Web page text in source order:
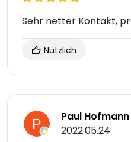
Sehr netter Kontakt,
Nützlich
Paul Hofmann
2022.05.24